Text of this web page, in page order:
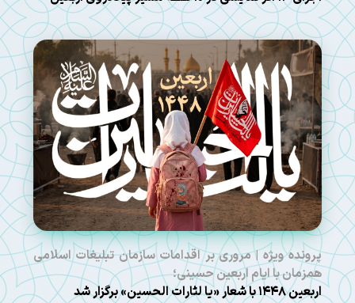
پرونده ویژه | مروری بر اقدامات سازمان تبلیغات اسلامی
همزمان با ایام اربعین حسینی؛
اربعین ۱۴۴۸ با شعار «یا لثارات الحسین» برگزار شد